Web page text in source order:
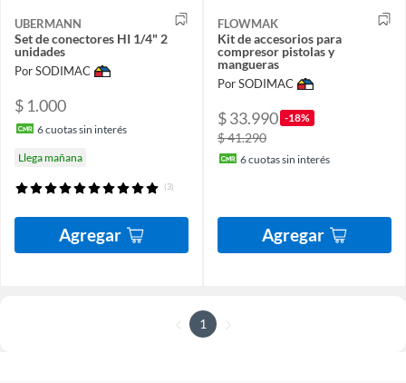
UBERMANN
Set de conectores HI 1/4" 2
unidades
Por SODIMAC
$ 1.000
6cuotas sin interés
Llega mañana
(3)
Agregar
FLOWMAK
Kit de accesorios para
compresor pistolas y
mangueras
Por SODIMAC
$ 33.990 -18%
$ 41.290
6cuotas sin interés
Agregar
1